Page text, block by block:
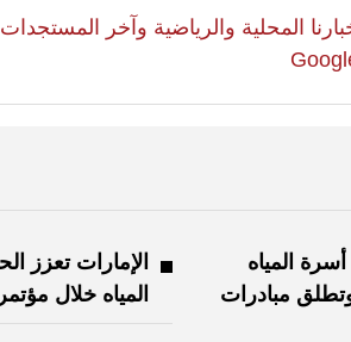
المحلية والرياضية وآخر
المياه
وتطلق مبادرات
الإمارات تعزز
المياه خلال